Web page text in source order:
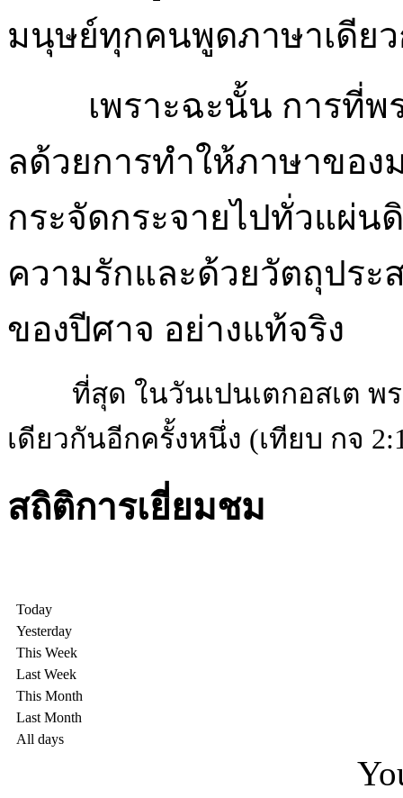
มนุษย์ทุกคนพูดภาษาเดีย
เพราะฉะนั้น การที่พ
ลด้วยการทำให้ภาษาขอ
กระจัดกระจายไปทั่วแผ่น
ความรักและด้วยวัตถุปร
ของปีศาจ อย่างแท้จริง
ที่สุด ในวันเปนเตกอสเต
เดียวกันอีกครั้งหนึ่ง (เทียบ กจ
สถิติการเยี่ยมชม
Today
Yesterday
This Week
Last Week
This Month
Last Month
All days